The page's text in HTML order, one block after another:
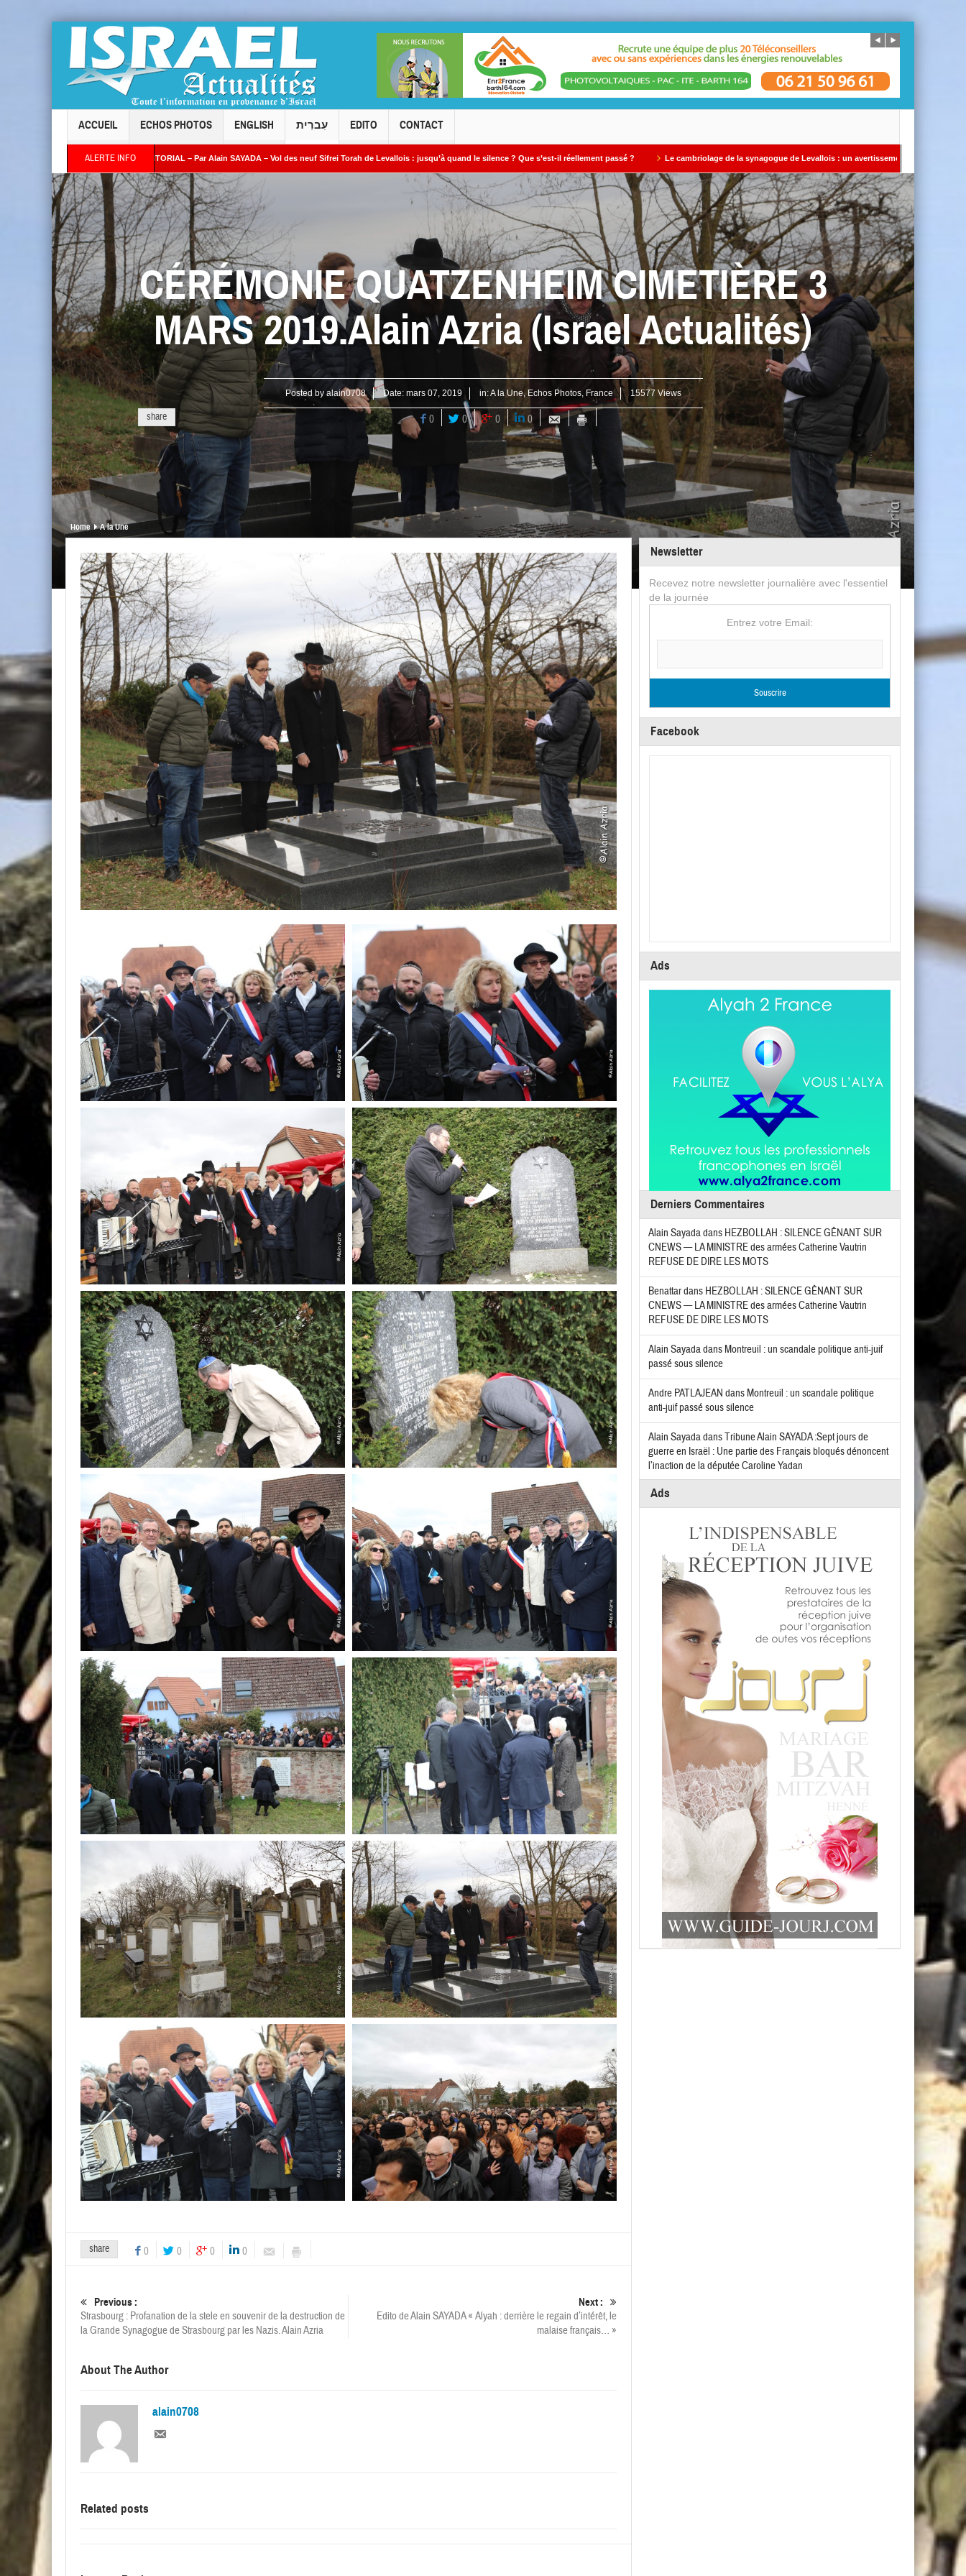
ACCUEIL ECHOS PHOTOS ENGLISH עִברִית EDITO CONTACT
ALERTE INFO
ÉDITORIAL – Par Alain SAYADA – Vol des neuf Sifrei Torah de Levallois : jusqu’à quand le silence ? Que s’est-il réellement passé ? Le cambriolage de la synagogue de Levallois : un avertissement qui ne doit pas être ignoré Par Alain SAYADA
de temps l’Occident continuera-t-il à fermer les yeux ? »
CÉRÉMONIE QUATZENHEIM CIMETIÈRE 3
MARS 2019.Alain Azria (Israel Actualités)
Posted by alain0708 Date: mars 07, 2019 in:A la Une, Echos Photos, France 15577 Views
share 0 0 0 0
Home A la Une
share 0 0 0 0
Previous :
Strasbourg : Profanation de la stele en souvenir de la destruction de
la Grande Synagogue de Strasbourg par les Nazis. Alain Azria
Next :
Edito de Alain SAYADA « Alyah : derrière le regain d’intérêt, le
malaise français… »
About The Author
alain0708
Related posts
Newsletter
Recevez notre newsletter journalière avec l'essentiel
de la journée
Entrez votre Email:
Facebook
Ads
Derniers Commentaires
Alain Sayadadans HEZBOLLAH : SILENCE GÊNANT SUR
CNEWS — LA MINISTRE des armées Catherine Vautrin
REFUSE DE DIRE LES MOTS
Benattardans HEZBOLLAH : SILENCE GÊNANT SUR
CNEWS — LA MINISTRE des armées Catherine Vautrin
REFUSE DE DIRE LES MOTS
Alain Sayadadans Montreuil : un scandale politique anti-juif
passé sous silence
Andre PATLAJEAN dans Montreuil : un scandale politique
anti-juif passé sous silence
Alain SayadadansTribune Alain SAYADA :Sept jours de
guerre en Israël : Une partie des Français bloqués dénoncent
l’inaction de la députée Caroline Yadan
Ads